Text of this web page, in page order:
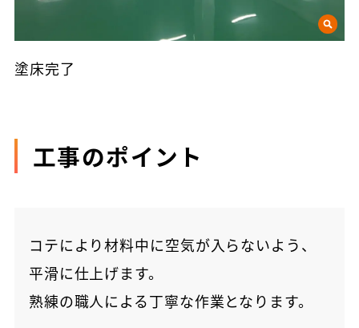
塗床完了
工事のポイント
コテにより材料中に空気が入らないよう、
平滑に仕上げます。
熟練の職人による丁寧な作業となります。